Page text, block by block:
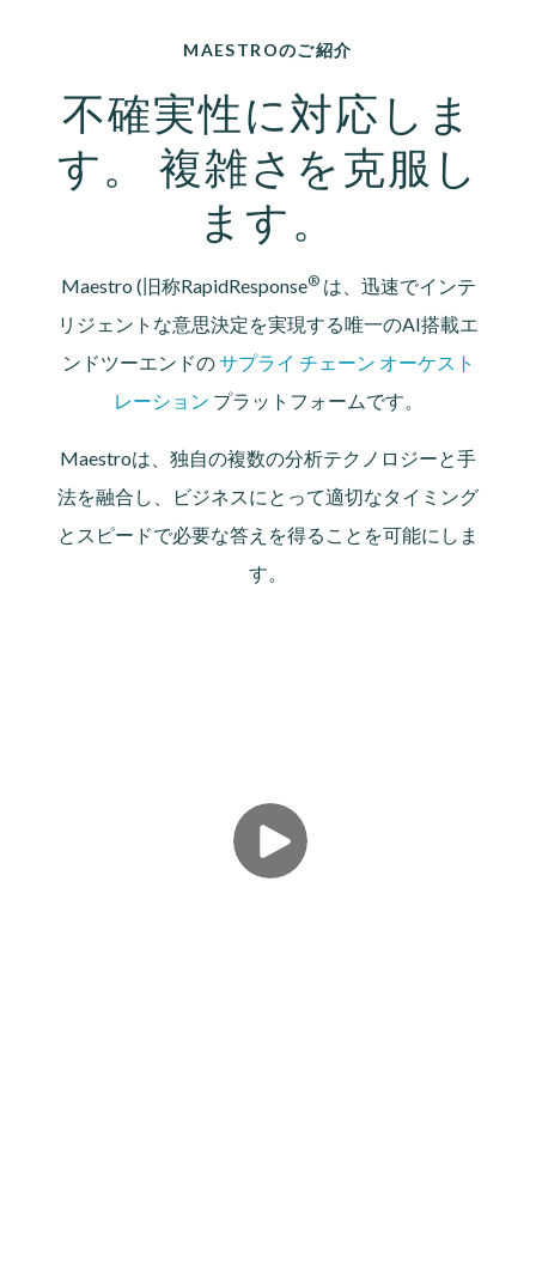
MAESTROのご紹介
不確実性に対応しま
す。 複雑さを克服し
ます。
Maestro (旧称RapidResponse®は、迅速でインテ
リジェントな意思決定を実現する唯一のAI搭載エ
ンドツーエンドのサプライ チェーン オーケスト
レーション プラットフォームです。
Maestroは、独自の複数の分析テクノロジーと手
法を融合し、ビジネスにとって適切なタイミング
とスピードで必要な答えを得ることを可能にしま
す。